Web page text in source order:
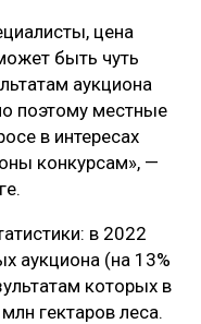
цена
быть чуть
аукциона
поэтому местные
в интересах
конкурсам», —
в 2022
аукциона (на 13%
которых в
гектаров леса.